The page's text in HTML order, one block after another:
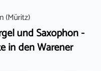
(Müritz)
und Saxophon -
in den Warener